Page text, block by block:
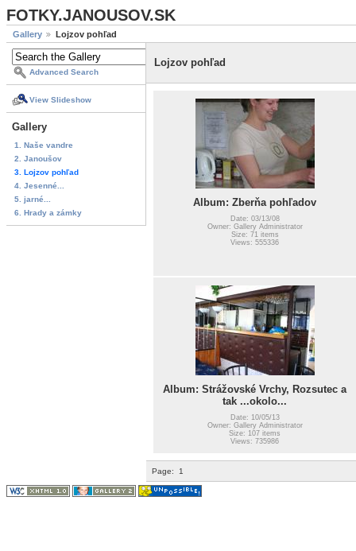
FOTKY.JANOUSOV.SK
Gallery Lojzov pohľad
Advanced Search
View Slideshow
Gallery
1. Naše vandre
2. Janoušov
3. Lojzov pohľad
4. Jesenné...
5. jarné...
6. Hrady a zámky
Lojzov pohľad
Album: Zberňa pohľadov
Date: 03/13/08
Owner: Gallery Administrator
Size: 71 items
Views: 555336
Album: Strážovské Vrchy, Rozsutec a
tak ...okolo...
Date: 10/05/13
Owner: Gallery Administrator
Size: 107 items
Views: 735986
Page: 1